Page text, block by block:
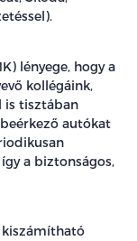
lényege, hogy a
kollégáink,
is tisztában
autókat
a biztonságos,
kiszámítható